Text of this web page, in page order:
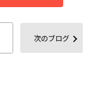
次のブログ